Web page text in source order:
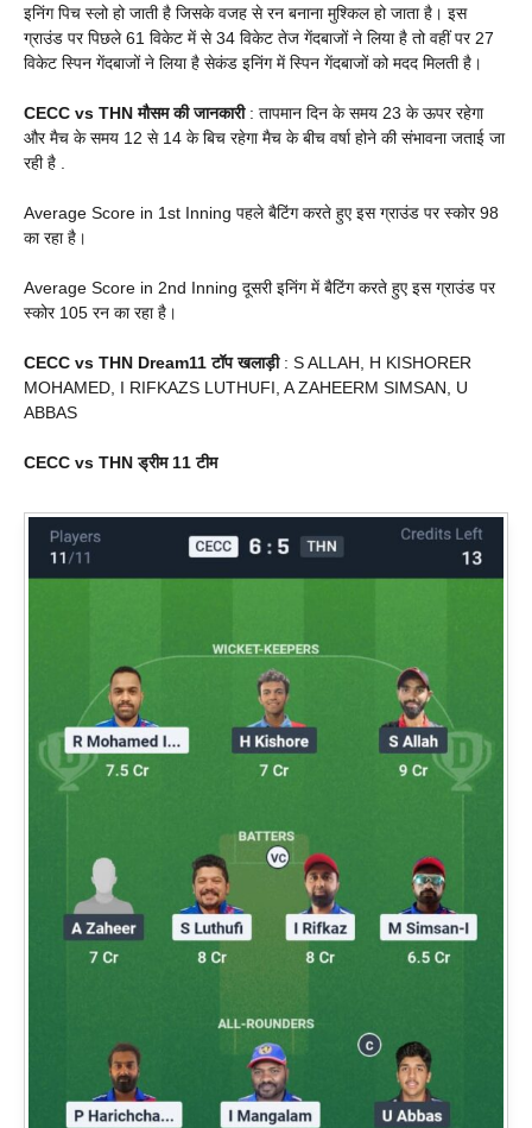
इनिंग पिच स्लो हो जाती है जिसके वजह से रन बनाना मुश्किल हो जाता है। इस
ग्राउंड पर पिछले 61 विकेट में से 34 विकेट तेज गेंदबाजों ने लिया है तो वहीं पर 27
विकेट स्पिन गेंदबाजों ने लिया है सेकंड इनिंग में स्पिन गेंदबाजों को मदद मिलती है।
CECC vs THN मौसम की जानकारी: तापमान दिन के समय 23 के ऊपर रहेगा
और मैच के समय 12 से 14 के बिच रहेगा मैच के बीच वर्षा होने की संभावना जताई जा
रही है .
Average Score in 1st Inning पहले बैटिंग करते हुए इस ग्राउंड पर स्कोर 98
का रहा है।
Average Score in 2nd Inning दूसरी इनिंग में बैटिंग करते हुए इस ग्राउंड पर
स्कोर 105 रन का रहा है।
CECC vs THN Dream11 टॉप खलाड़ी: S ALLAH, H KISHORER
MOHAMED, I RIFKAZS LUTHUFI, A ZAHEERM SIMSAN, U
ABBAS
CECC vs THN ड्रीम 11 टीम